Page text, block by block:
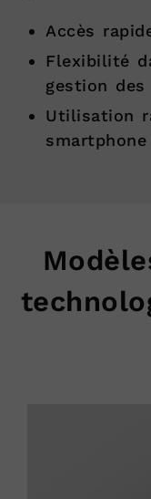
Accès
Flexibilité
gestion des
Utilisation
smartphone